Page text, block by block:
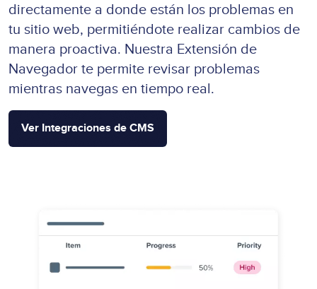
directamente a donde están los problemas en
tu sitio web, permitiéndote realizar cambios de
manera proactiva. Nuestra Extensión de
Navegador te permite revisar problemas
mientras navegas en tiempo real.
Ver Integraciones de CMS